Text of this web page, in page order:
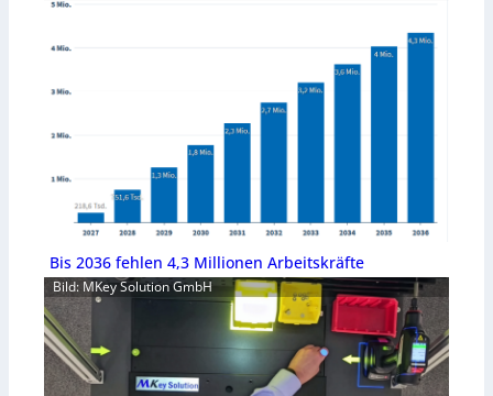
Bis 2036 fehlen 4,3 Millionen Arbeitskräfte
Bild: MKey Solution GmbH